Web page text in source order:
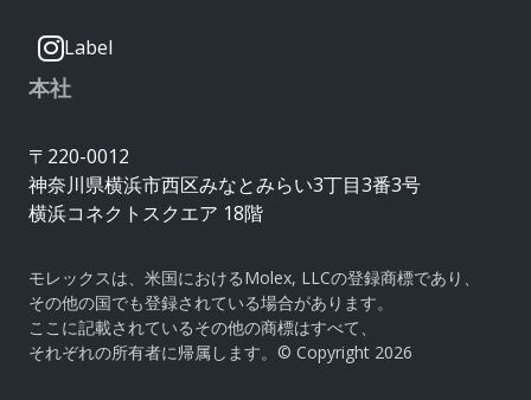
Label
本社
〒220-0012
神奈川県横浜市西区みなとみらい3丁目3番3号
横浜コネクトスクエア 18階
モレックスは、米国におけるMolex, LLCの登録商標であり、
その他の国でも登録されている場合があります。
ここに記載されているその他の商標はすべて、
それぞれの所有者に帰属します。© Copyright 2026